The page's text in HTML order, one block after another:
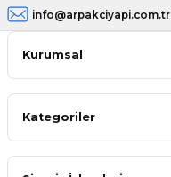
info@arpakciyapi.com.tr
Kurumsal
Kategoriler